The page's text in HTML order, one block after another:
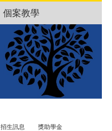
個案教學
招生訊息 獎助學金